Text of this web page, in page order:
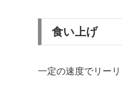
食い上げ
一定の速度でリー